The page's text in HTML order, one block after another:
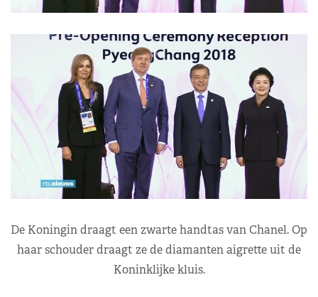
De Koningin draagt een zwarte handtas van Chanel. Op
haar schouder draagt ze de diamanten aigrette uit de
Koninklijke kluis.